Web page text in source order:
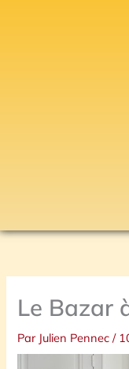
Le Bazar
Par Julien Pennec/